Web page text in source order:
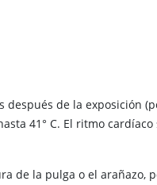
después de la exposición
41 ° C. El ritmo cardíaco
de la pulga o el arañazo,